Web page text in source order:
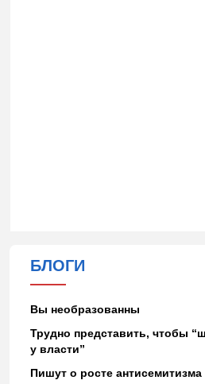
БЛОГИ
Вы необразованны
Трудно представить, чтобы
у власти”
Пишут о росте